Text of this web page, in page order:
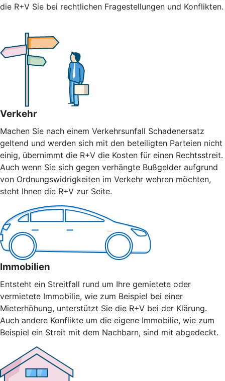
die R+V Sie bei rechtlichen Fragestellungen und Konflikten.
Verkehr
Machen Sie nach einem Verkehrsunfall Schadenersatz
geltend und werden sich mit den beteiligten Parteien nicht
einig, übernimmt die R+V die Kosten für einen Rechtsstreit.
Auch wenn Sie sich gegen verhängte Bußgelder aufgrund
von Ordnungswidrigkeiten im Verkehr wehren möchten,
steht Ihnen die R+V zur Seite.
Immobilien
Entsteht ein Streitfall rund um Ihre gemietete oder
vermietete Immobilie, wie zum Beispiel bei einer
Mieterhöhung, unterstützt Sie die R+V bei der Klärung.
Auch andere Konflikte um die eigene Immobilie, wie zum
Beispiel ein Streit mit dem Nachbarn, sind mit abgedeckt.